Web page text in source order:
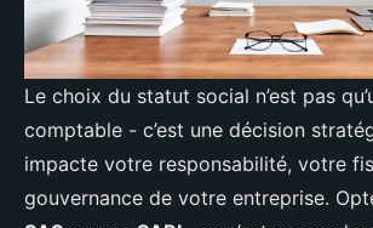
Le choix du statut social n’est pas
comptable - c’est une décision
impacte votre responsabilité, votre
gouvernance de votre entreprise.